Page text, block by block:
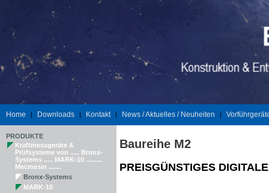
Home | Downloads | Kontakt | News / Aktuelles / Neuheiten |
PRODUKTE
Kraftmessgeräte &
Prüfsysteme von ..... Bronx-
Systems ..... MARK-10 .........
Mecmesin .......
Bronx-Systems
MARK-10
Baureihe M2
PREISGÜNSTIGES